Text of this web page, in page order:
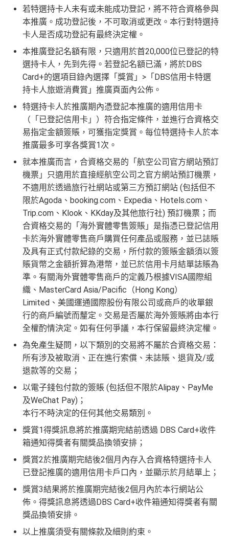
若特選持卡人未有或未能成功登記，將不符合資格參與
本推廣。成功登記後，不可取消或更改。本行對特選持
卡人是否成功登記有最終決定權。
本推廣登記名額有限，只適用於首20,000位已登記的特
選持卡人，先到先得。若登記名額已滿，將於DBS
Card+的選項目錄內選擇「獎賞」>「DBS信用卡特選
持卡人旅遊消費賞」推廣頁面內公佈。
特選持卡人於推廣期內憑登記本推廣的適用信用卡
（「已登記信用卡」）符合指定條件，並進行合資格交
易指定金額簽賬，可獲指定獎賞。每位特選持卡人於本
推廣最多可享各獎賞1次。
就本推廣而言，合資格交易的「航空公司官方網站預訂
機票」只適用於直接經航空公司之官方網站預訂機票，
不適用於透過旅行社網站或第三方預訂網站 (包括但不
限於Agoda、booking.com、Expedia、Hotels.com、
Trip.com、Klook、KKday及其他旅行社) 預訂機票；而
合資格交易的「海外實體零售簽賬」是指憑已登記信用
卡於海外實體零售商戶購買任何產品或服務，並已誌賬
及具有正式付款紀錄的交易，所付款的簽賬金額須以簽
賬貨幣之金額折算為港幣，並已於信用卡月結單誌賬為
準。有關海外實體零售商戶的定義乃根據VISA國際組
織、MasterCard Asia/Pacific（Hong Kong）
Limited、美國運通國際股份有限公司或商戶的收單銀
行的商戶編號而釐定。交易是否屬於海外簽賬將由本行
全權酌情決定。如有任何爭議，本行保留最終決定權。
為免產生疑問，以下類別的交易將不屬於合資格交易：
所有涉及被取消、正在進行索償、未誌賬、退貨及/或
退款等的交易；
以電子錢包付款的簽賬 (包括但不限於Alipay、PayMe
及WeChat Pay)；
本行不時決定的任何其他交易類別。
獎賞1得獎訊息將於推廣期完結前透過 DBS Card+收件
箱通知得獎者有關獎品換領安排；
獎賞2於推廣期完結後2個月內存入合資格特選持卡人
已登記推廣的適用信用卡戶口內，並顯示於月結單上；
獎賞3結果將於推廣期完結後2個月內於本行網站公
佈。得獎訊息將透過DBS Card+收件箱通知得獎者有關
獎品換領安排。
以上推廣須受有關條款及細則約束。